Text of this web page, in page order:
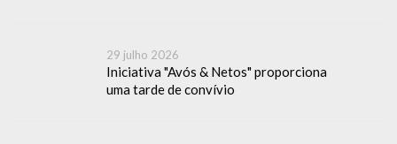
29 julho 2026
Iniciativa "Avós & Netos" proporciona
uma tarde de convívio